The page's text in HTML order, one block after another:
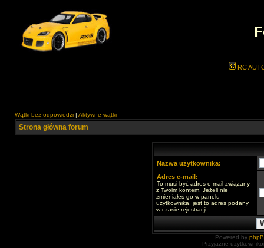
RC
Wątki bez odpowiedzi | Aktywne wątki
Strona główna forum
Nazwa użytkownika:
Adres e-mail:
To musi być adres e-mail związany
z Twoim kontem. Jeżeli nie
zmieniałeś go w panelu
użytkownika, jest to adres podany
w czasie rejestracji.
Powered by
Przyjazne